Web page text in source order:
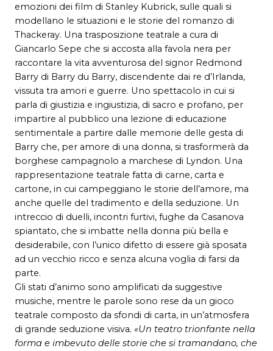
emozioni dei film di Stanley Kubrick, sulle quali si
modellano le situazioni e le storie del romanzo di
Thackeray. Una trasposizione teatrale a cura di
Giancarlo Sepe che si accosta alla favola nera per
raccontare la vita avventurosa del signor Redmond
Barry di Barry du Barry, discendente dai re d’Irlanda,
vissuta tra amori e guerre. Uno spettacolo in cui si
parla di giustizia e ingiustizia, di sacro e profano, per
impartire al pubblico una lezione di educazione
sentimentale a partire dalle memorie delle gesta di
Barry che, per amore di una donna, si trasformerà da
borghese campagnolo a marchese di Lyndon. Una
rappresentazione teatrale fatta di carne, carta e
cartone, in cui campeggiano le storie dell’amore, ma
anche quelle del tradimento e della seduzione. Un
intreccio di duelli, incontri furtivi, fughe da Casanova
spiantato, che si imbatte nella donna più bella e
desiderabile, con l’unico difetto di essere già sposata
ad un vecchio ricco e senza alcuna voglia di farsi da
parte.
Gli stati d’animo sono amplificati da suggestive
musiche, mentre le parole sono rese da un gioco
teatrale composto da sfondi di carta, in un’atmosfera
di grande seduzione visiva. «Un teatro trionfante nella
forma e imbevuto delle storie che si tramandano, che